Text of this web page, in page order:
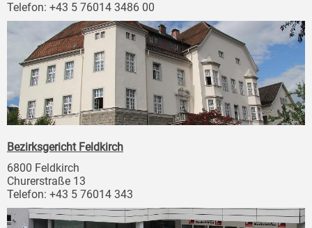
Telefon: +43 5 76014 3486 00
Bezirksgericht Feldkirch
6800 Feldkirch
Churerstraße 13
Telefon: +43 5 76014 343